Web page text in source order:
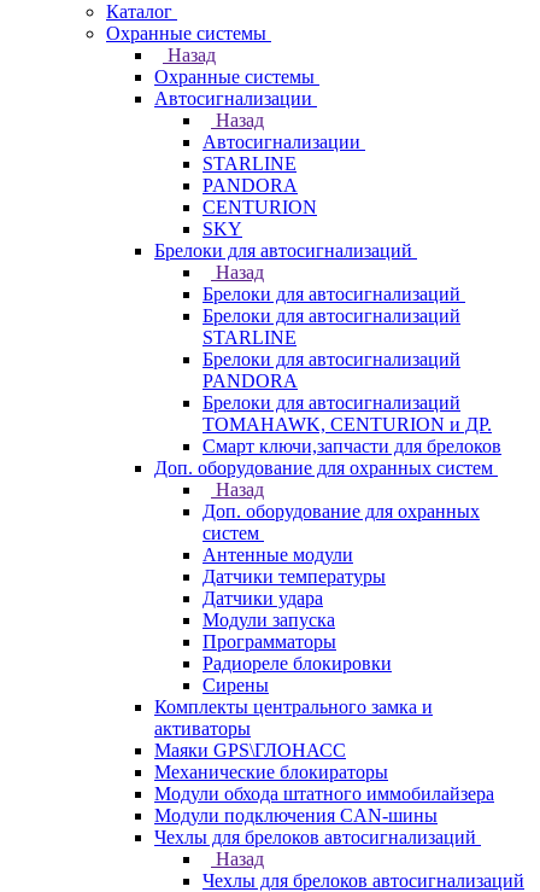
Каталог
Охранные системы
Назад
Охранные системы
Автосигнализации
Назад
Автосигнализации
STARLINE
PANDORA
CENTURION
SKY
Брелоки для автосигнализаций
Назад
Брелоки для автосигнализаций
Брелоки для автосигнализаций
STARLINE
Брелоки для автосигнализаций
PANDORA
Брелоки для автосигнализаций
TOMAHAWK, CENTURION и ДР.
Смарт ключи,запчасти для брелоков
Доп. оборудование для охранных систем
Назад
Доп. оборудование для охранных
систем
Антенные модули
Датчики температуры
Датчики удара
Модули запуска
Программаторы
Радиореле блокировки
Сирены
Комплекты центрального замка и
активаторы
Маяки GPS\ГЛОНАСС
Механические блокираторы
Модули обхода штатного иммобилайзера
Модули подключения CAN-шины
Чехлы для брелоков автосигнализаций
Назад
Чехлы для брелоков автосигнализаций